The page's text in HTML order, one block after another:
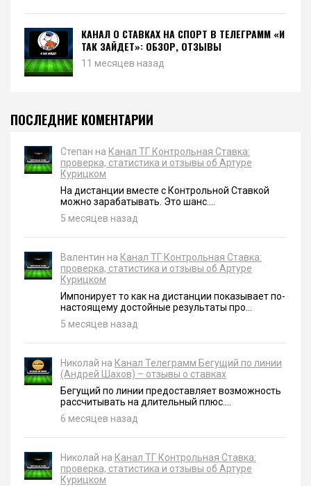
КАНАЛ О СТАВКАХ НА СПОРТ В ТЕЛЕГРАММ «И
ТАК ЗАЙДЕТ»: ОБЗОР, ОТЗЫВЫ
11 месяцев назад
ПОСЛЕДНИЕ КОМЕНТАРИИ
Степан на Канал ТГ Контрольная Ставка:
проверка, статистика и отзывы об Артуре
Курицком
На дистанции вместе с Контрольной Ставкой
можно зарабатывать. Это шанс....
5 месяцев назад
Валентин на Канал ТГ Контрольная Ставка:
проверка, статистика и отзывы об Артуре
Курицком
Импонирует то как на дистанции показывает по-
настоящему достойные результаты про...
5 месяцев назад
Николай на Канал Телеграмм Бегущий по линии
(Андрей Шахов) – отзывы о ставках
Бегущий по линии предоставляет возможность
рассчитывать на длительный плюс....
6 месяцев назад
Николай на Канал ТГ Контрольная Ставка:
проверка, статистика и отзывы об Артуре
Курицком